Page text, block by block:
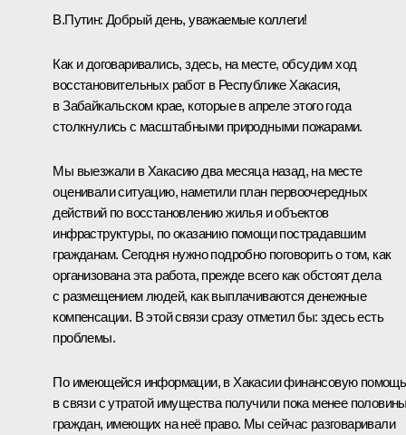
В.Путин: Добрый день, уважаемые коллеги!
Как и договаривались, здесь, на месте, обсудим ход
восстановительных работ в Республике Хакасия,
в Забайкальском крае, которые в апреле этого года
столкнулись с масштабными природными пожарами.
Мы выезжалив Хакасию два месяца назад, на месте
оценивали ситуацию, наметили план первоочередных
действий по восстановлению жилья и объектов
инфраструктуры, по оказанию помощи пострадавшим
гражданам. Сегодня нужно подробно поговорить о том, как
организована эта работа, прежде всего как обстоят дела
с размещением людей, как выплачиваются денежные
компенсации. В этой связи сразу отметил бы: здесь есть
проблемы.
По имеющейся информации, в Хакасии финансовую помощь
в связи с утратой имущества получили пока менее
граждан, имеющих на неё право. Мы сейчас разговаривали